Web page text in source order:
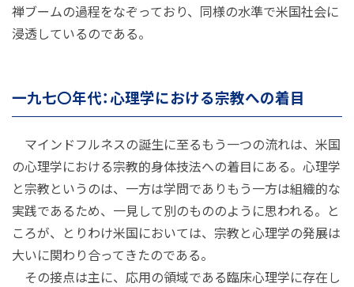
禅ブームの過程をなぞっており、同様の水準で米国社会に
浸透しているのである。
一九七〇年代：心理学における宗教への着目
マインドフルネスの誕生に至るもう一つの流れは、米国
の心理学における宗教的身体技法への着目にある。心理学
と宗教というのは、一方は学問でありもう一方は組織的な
実践であるため、一見して別のもののように思われる。と
ころが、とりわけ米国においては、宗教と心理学の発展は
大いに関わり合ってきたのである。
その接点は主に、応用の領域である臨床心理学に存在し